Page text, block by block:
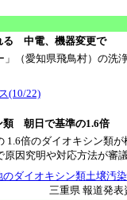
中電、機器変更で
（愛知県飛鳥村）の洗
(10/22)
類 朝日で基準の1.6倍
倍のダイオキシン類
因究明や対応方法が審
のダイオキシン類土壌
表資料